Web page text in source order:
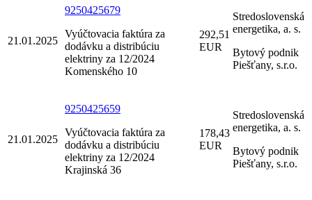
21.01.2025
9250425679
Vyúčtovacia faktúra za
dodávku a distribúciu
elektriny za 12/2024
Komenského 10
292,51
EUR
Stredoslovenská
energetika, a. s.
Bytový podnik
Piešťany, s.r.o.
21.01.2025
9250425659
Vyúčtovacia faktúra za
dodávku a distribúciu
elektriny za 12/2024
Krajinská 36
178,43
EUR
Stredoslovenská
energetika, a. s.
Bytový podnik
Piešťany, s.r.o.